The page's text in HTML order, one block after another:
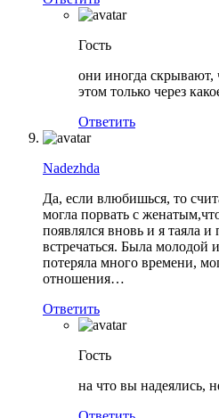
Гость
они иногда скрывают,
этом только через
Ответить
Nadezhda
Да, если влюбишься, то
могла порвать с
появлялся вновь и я таяла
встречаться. Была молодой
потеряла много времени,
отношения…
Ответить
Гость
на что вы надеялись,